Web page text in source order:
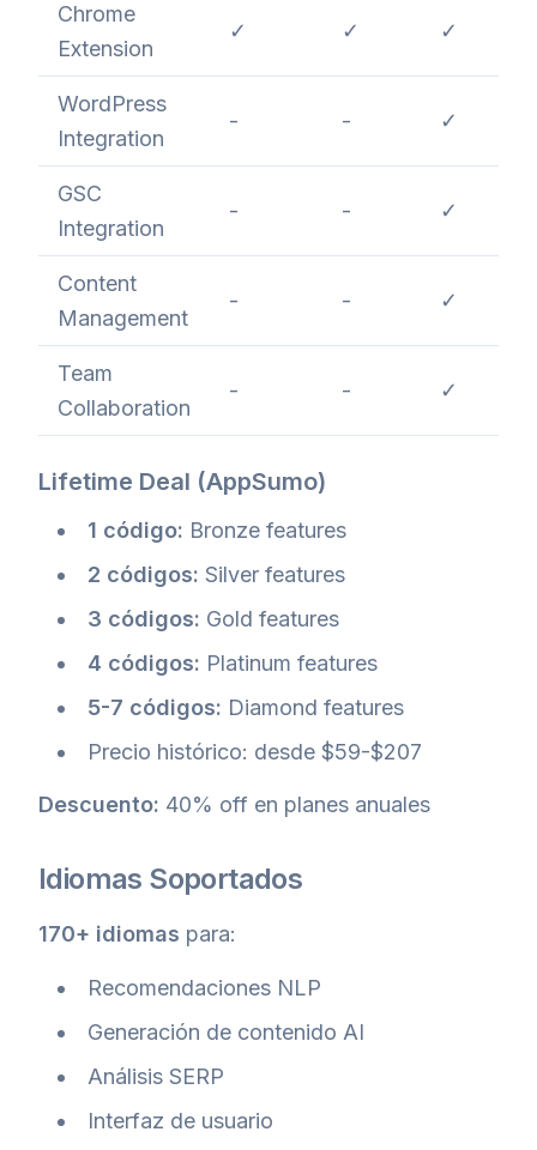
Chrome
Extension
✓ ✓ ✓
WordPress
Integration
- - ✓
GSC
Integration
- - ✓
Content
Management
- - ✓
Team
Collaboration
- - ✓
Lifetime Deal (AppSumo)
1 código: Bronze features
2 códigos: Silver features
3 códigos: Gold features
4 códigos: Platinum features
5-7 códigos: Diamond features
Precio histórico: desde $59-$207
Descuento: 40% off en planes anuales
Idiomas Soportados
170+ idiomas para:
Recomendaciones NLP
Generación de contenido AI
Análisis SERP
Interfaz de usuario